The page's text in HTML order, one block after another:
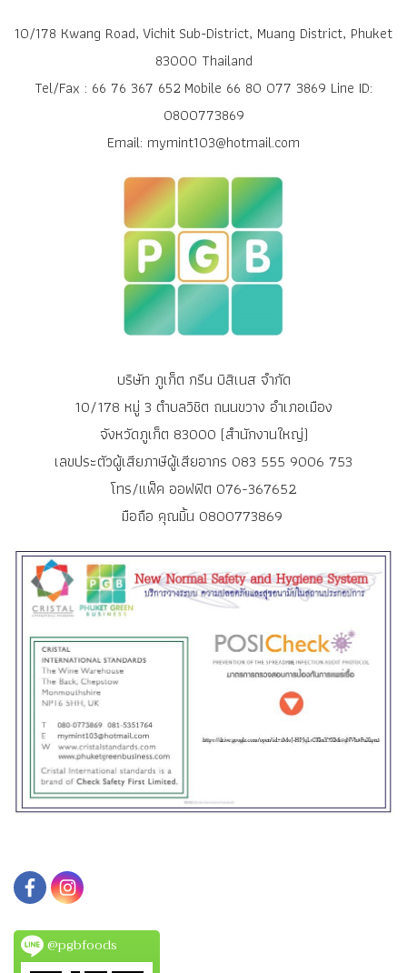
10/178 Kwang Road, Vichit Sub-District, Muang District, Phuket
83000 Thailand
Tel/Fax : 66 76 367 652 Mobile 66 80 077 3869 Line ID:
0800773869
Email: mymint103@hotmail.com
บริษัท ภูเก็ต กรีน บิสิเนส จำกัด
10/178 หมู่ 3 ตำบลวิชิต ถนนขวาง อำเภอเมือง
จังหวัดภูเก็ต 83000 (สำนักงานใหญ่)
เลขประตัวผู้เสียภาษีผู้เสียอากร 083 555 9006 753
โทร/แฟ็ค ออฟฟิต 076-367652
มือถือ คุณมิ้น 0800773869
@pgbfoods